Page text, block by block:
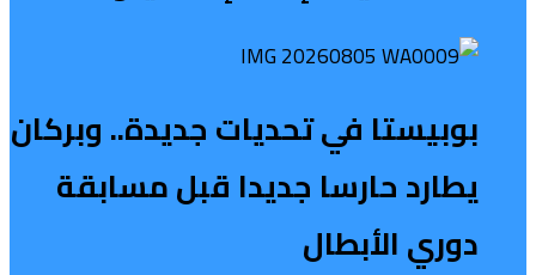
بوبيستا في تحديات جديدة.. وبركان
يطارد حارسا جديدا قبل مسابقة
دوري الأبطال